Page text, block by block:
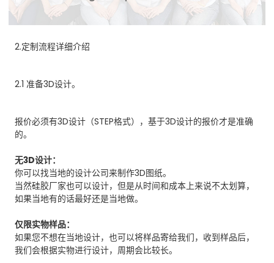
2.定制流程详细介绍
2.1 准备3D设计。
报价必须有3D设计（STEP格式），基于3D设计的报价才是准确
的。
无3D设计：
你可以找当地的设计公司来制作3D图纸。
当然硅胶厂家也可以设计，但是从时间和成本上来说不太划算，
如果当地有的话最好还是当地做。
仅限实物样品：
如果您不想在当地设计，也可以将样品寄给我们，收到样品后，
我们会根据实物进行设计，周期会比较长。